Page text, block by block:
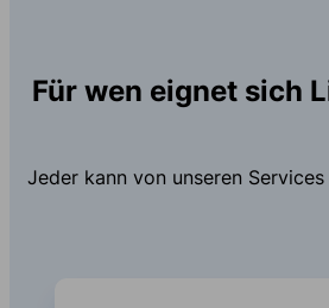
Für wen eignet sich
Jeder kann von unseren